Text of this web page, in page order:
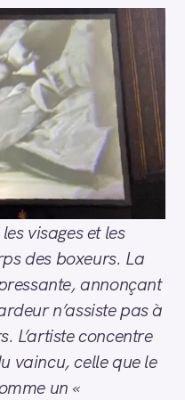
visages et les
des boxeurs. La
annonçant
n’assiste pas à
L’artiste concentre
vaincu, celle que le
un «